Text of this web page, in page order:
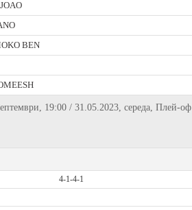
BEN
19:00 / 31.05.2023, середа, Плей-оф
4-1-4-1